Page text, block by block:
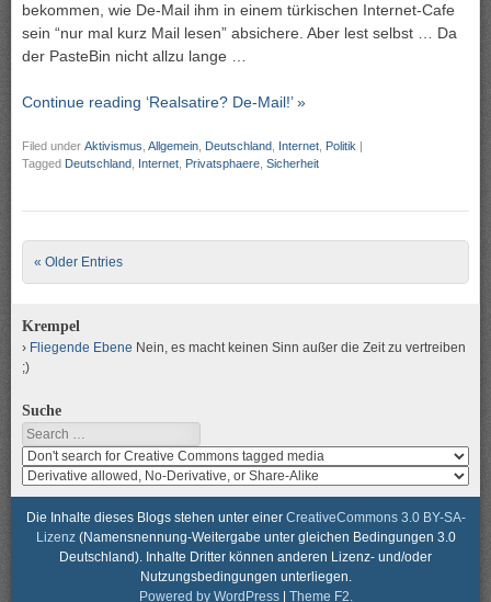
bekommen, wie De-Mail ihm in einem türkischen Internet-Cafe
sein “nur mal kurz Mail lesen” absichere. Aber lest selbst … Da
der PasteBin nicht allzu lange …
Continue reading ‘Realsatire? De-Mail!’ »
Filed under Aktivismus Allgemein Deutschland Internet Politik |
Tagged Deutschland Internet Privatsphaere Sicherheit
Post navigation
« Older Entries
Krempel
Fliegende Ebene Nein, es macht keinen Sinn außer die Zeit zu vertreiben
;)
Suche
Search
Search
media
for
usage
rights
search
media
for
modification
Die Inhalte dieses Blogs stehen unter einer CreativeCommons 3.0 BY-SA-
Lizenz(Namensnennung-Weitergabe unter gleichen Bedingungen 3.0
Deutschland). Inhalte Dritter können anderen Lizenz- und/oder
Nutzungsbedingungen unterliegen.
Powered by WordPress | Theme F2.